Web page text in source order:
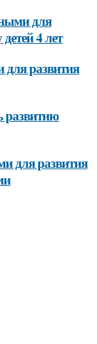
для
4 лет
развития
развитию
для развития